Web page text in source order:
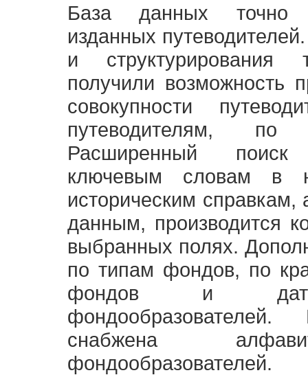
База данных точно
изданных
и структурирования
получили возможность
совокупности
путеводителям,
Расширенный
ключевым словам в
историческим
данным, производится
выбранных полях.
по типам фондов, по
фондов и
снабжена
фондообразователей.